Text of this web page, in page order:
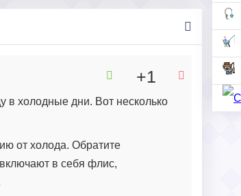
в холодные дни. Вот несколько
от холода. Обратите
в себя флис,
+1